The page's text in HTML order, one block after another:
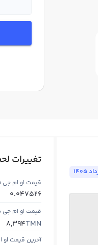
تغییرات
قیمت او ام جی
0.047526
قیمت او ام جی
TMN
8,394
آخرین قیمت او